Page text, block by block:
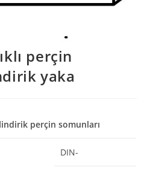
perçin
yaka
perçin somunları
DIN-